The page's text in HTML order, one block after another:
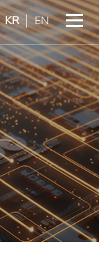
KR EN